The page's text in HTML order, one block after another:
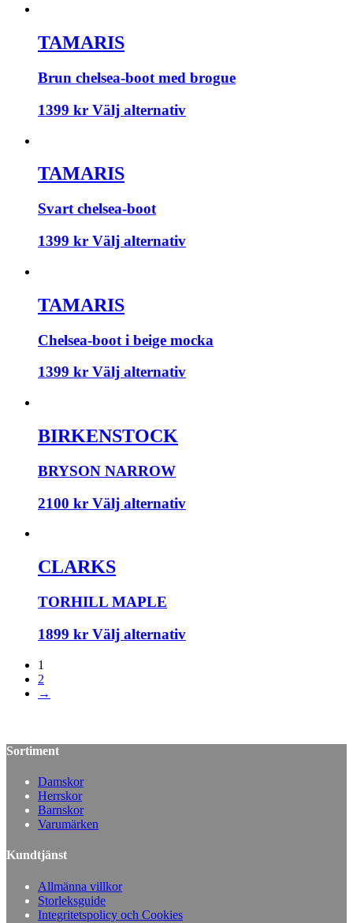
TAMARIS
Brun chelsea-boot med brogue
1399 kr Välj alternativ
TAMARIS
Svart chelsea-boot
1399 kr Välj alternativ
TAMARIS
Chelsea-boot i beige mocka
1399 kr Välj alternativ
BIRKENSTOCK
BRYSON NARROW
2100 kr Välj alternativ
CLARKS
TORHILL MAPLE
1899 kr Välj alternativ
1
2
→
Sortiment
Damskor
Herrskor
Barnskor
Varumärken
Kundtjänst
Allmänna villkor
Storleksguide
Integritetspolicy och Cookies